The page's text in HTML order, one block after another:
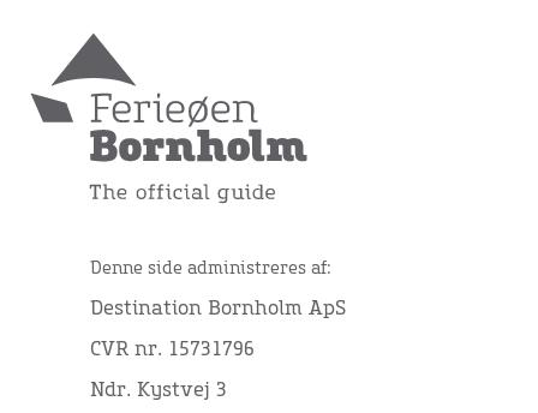
Denne side administreres af:
Destination Bornholm ApS
CVR nr. 15731796
Ndr. Kystvej 3